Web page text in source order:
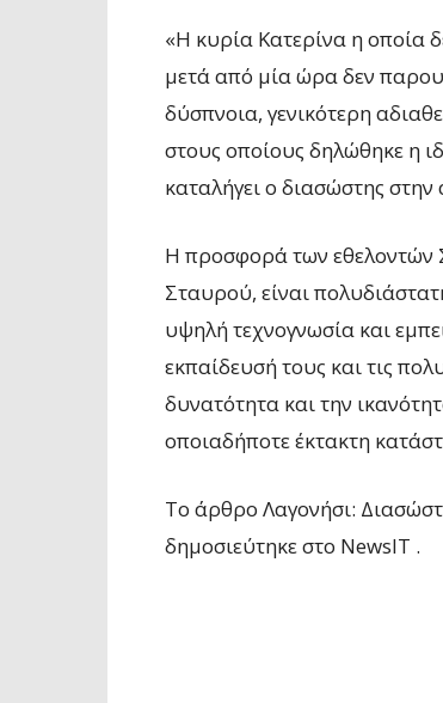
«Η κυρία Κατερίνα η οποία
μετά από μία ώρα δεν
δύσπνοια, γενικότερη
στους οποίους δηλώθηκε η
καταλήγει ο διασώστης
Η προσφορά των εθελοντών
Σταυρού, είναι
υψηλή τεχνογνωσία και
εκπαίδευσή τους και τις
δυνατότητα και την
οποιαδήποτε έκτακτη
To άρθρο Λαγονήσι:
δημοσιεύτηκε στο NewsIT .